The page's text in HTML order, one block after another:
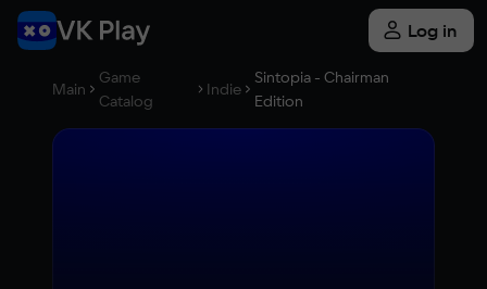
Log in
Main
Game
Catalog
Indie
Sintopia - Chairman
Edition